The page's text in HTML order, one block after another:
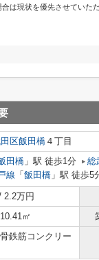
は現状を優先させていた
区飯田橋 ４丁目
田橋 」駅 徒歩1分 総
線 「 飯田橋 」駅 徒歩5
2.2万円
㎡
鉄筋コンクリー